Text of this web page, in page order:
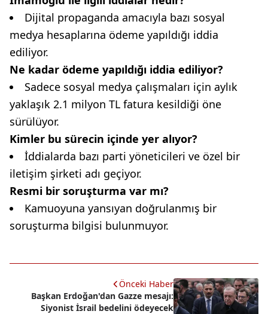
Dijital propaganda amacıyla bazı sosyal
medya hesaplarına ödeme yapıldığı iddia
ediliyor.
Ne kadar ödeme yapıldığı iddia ediliyor?
Sadece sosyal medya çalışmaları için aylık
yaklaşık 2.1 milyon TL fatura kesildiği öne
sürülüyor.
Kimler bu sürecin içinde yer alıyor?
İddialarda bazı parti yöneticileri ve özel bir
iletişim şirketi adı geçiyor.
Resmi bir soruşturma var mı?
Kamuoyuna yansıyan doğrulanmış bir
soruşturma bilgisi bulunmuyor.
Önceki Haber
Başkan Erdoğan'dan Gazze mesajı:
Siyonist İsrail bedelini ödeyecek